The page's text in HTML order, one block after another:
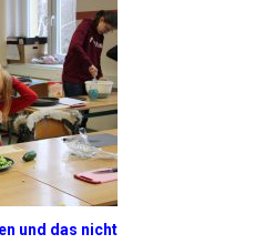
und das nicht